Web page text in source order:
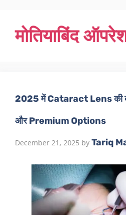
मोतियाबिंद
2025 में Cataract Lens की
और Premium Options
December 21, 2025 by Tariq